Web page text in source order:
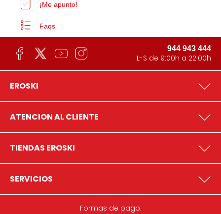
¡Me apunto!
Faqs
944 943 444
L-S de 9:00h a 22:00h
EROSKI
ATENCION AL CLIENTE
TIENDAS EROSKI
SERVICIOS
Formas de pago: